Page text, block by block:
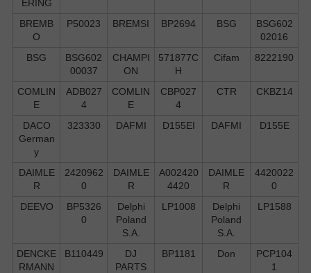
ERING
BREMB
O
P50023 BREMSI BP2694 BSG
BSG602
02016
BSG
BSG602
00037
CHAMPI
ON
571877C
H
Cifam 8222190
COMLIN
E
ADB027
4
COMLIN
E
CBP027
4
CTR CKBZ14
DACO
German
y
323330 DAFMI D155EI DAFMI D155E
DAIMLE
R
2420962
0
DAIMLE
R
A002420
4420
DAIMLE
R
4420022
0
DEEVO
BP5326
0
Delphi
Poland
S.А.
LP1008
Delphi
Poland
S.А.
LP1588
DENCKE
RMANN
B110449
DJ
PARTS
BP1181 Don
PCP104
1